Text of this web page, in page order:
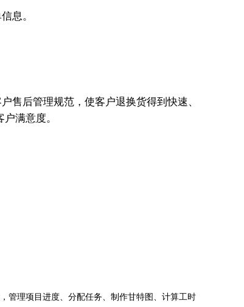
息。
后管理规范，使客户退换货得到快速、
满意度。
管理项目进度、分配任务、制作甘特图、计算工时